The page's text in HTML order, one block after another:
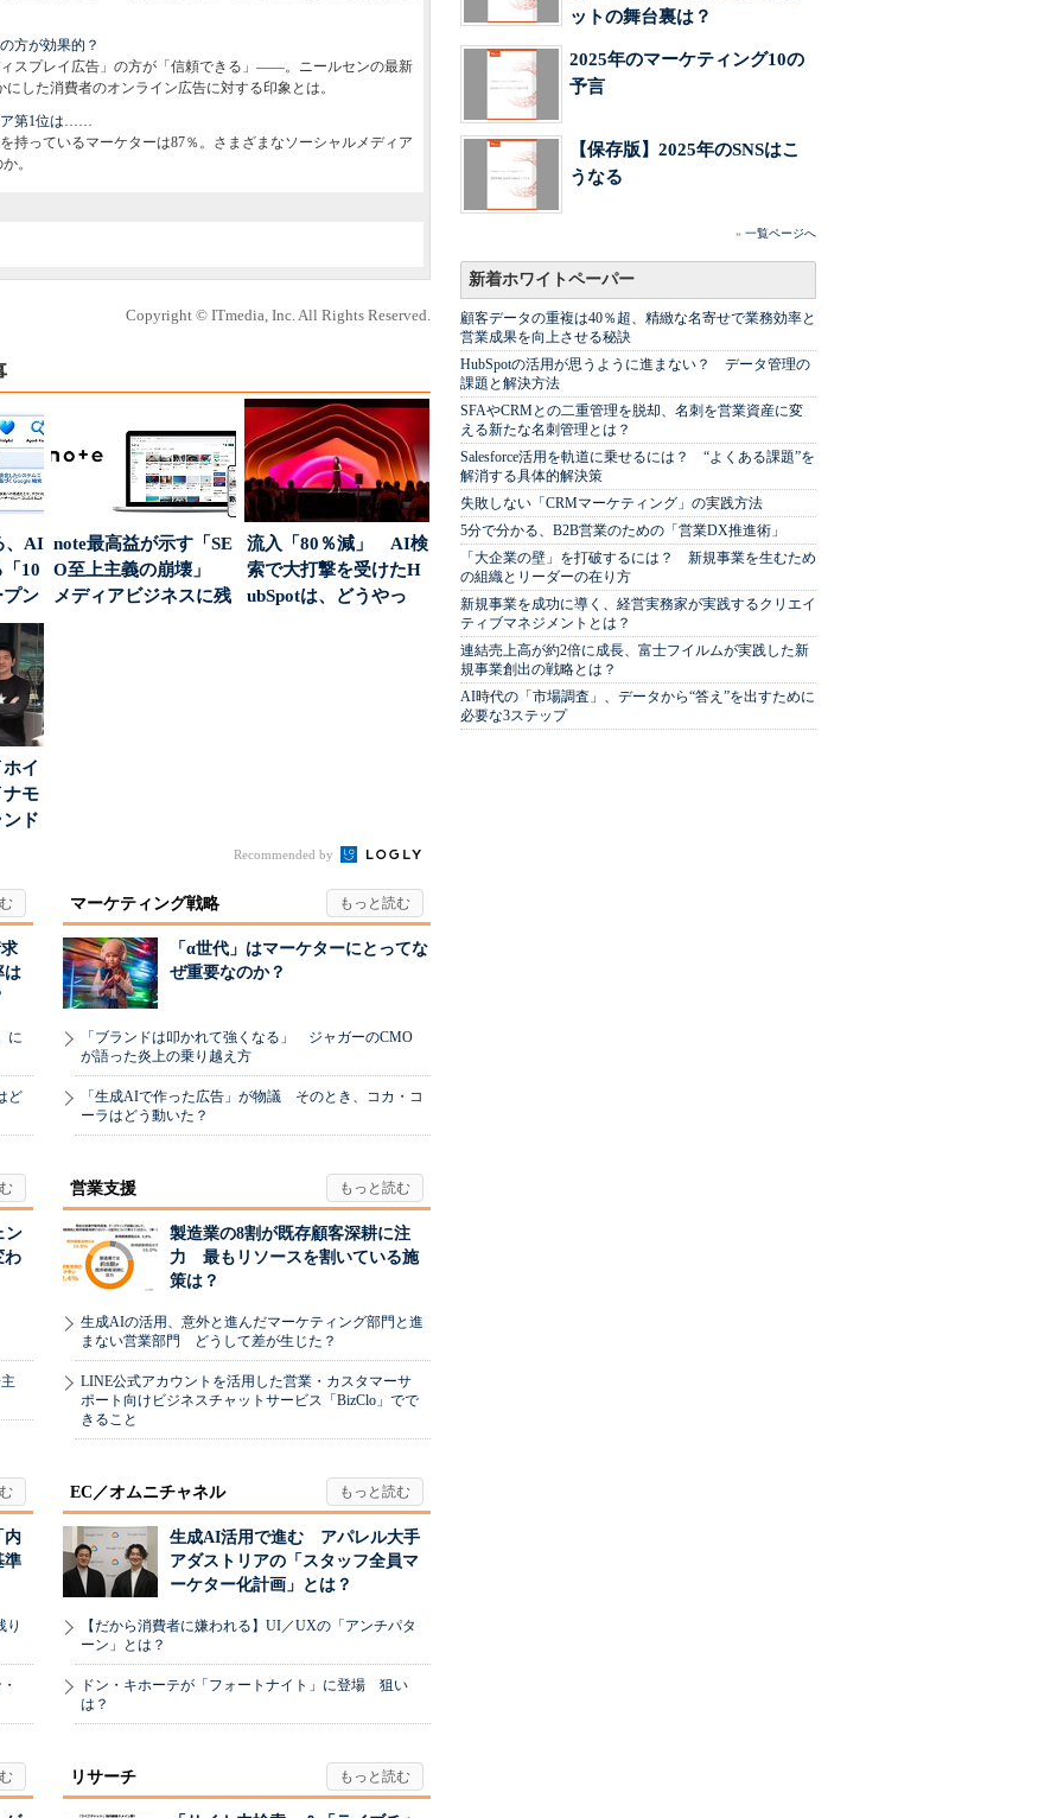
方が効果的？
ィスプレイ広告」の方が「信頼できる」――。ニールセンの最新
した消費者のオンライン広告に対する印象とは。
ア第1位は……
持っているマーケターは87％。さまざまなソーシャルメディア
。
Copyright © ITmedia, Inc. All Rights Reserved.
、AI
10
ン
note最高益が示す「SE
O至上主義の崩壊」
メディアビジネスに残
流入「80％減」 AI検
索で大打撃を受けたH
ubSpotは、どうやっ
イ
モ
ンド
Recommended by
は
に
ど
マーケティング戦略
「α世代」はマーケターにとってな
ぜ重要なのか？
「ブランドは叩かれて強くなる」 ジャガーのCMO
が語った炎上の乗り越え方
「生成AIで作った広告」が物議 そのとき、コカ・コ
ーラはどう動いた？
ン
わ
営業支援
製造業の8割が既存顧客深耕に注
力 最もリソースを割いている施
策は？
生成AIの活用、意外と進んだマーケティング部門と進
まない営業部門 どうして差が生じた？
LINE公式アカウントを活用した営業・カスタマーサ
ポート向けビジネスチャットサービス「BizClo」でで
きること
内
準
り
EC／オムニチャネル
生成AI活用で進む アパレル大手
アダストリアの「スタッフ全員マ
ーケター化計画」とは？
【だから消費者に嫌われる】UI／UXの「アンチパタ
ーン」とは？
ドン・キホーテが「フォートナイト」に登場 狙い
は？
リサーチ
ットの舞台裏は？
2025年のマーケティング10の
予言
【保存版】2025年のSNSはこ
うなる
» 一覧ページへ
新着ホワイトペーパー
顧客データの重複は40％超、精緻な名寄せで業務効率と
営業成果を向上させる秘訣
HubSpotの活用が思うように進まない？ データ管理の
課題と解決方法
SFAやCRMとの二重管理を脱却、名刺を営業資産に変
える新たな名刺管理とは？
Salesforce活用を軌道に乗せるには？ “よくある課題”を
解消する具体的解決策
失敗しない「CRMマーケティング」の実践方法
5分で分かる、B2B営業のための「営業DX推進術」
「大企業の壁」を打破するには？ 新規事業を生むため
の組織とリーダーの在り方
新規事業を成功に導く、経営実務家が実践するクリエイ
ティブマネジメントとは？
連結売上高が約2倍に成長、富士フイルムが実践した新
規事業創出の戦略とは？
AI時代の「市場調査」、データから“答え”を出すために
必要な3ステップ